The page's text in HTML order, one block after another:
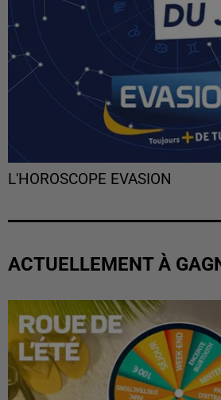
L'HOROSCOPE EVASION
ACTUELLEMENT À